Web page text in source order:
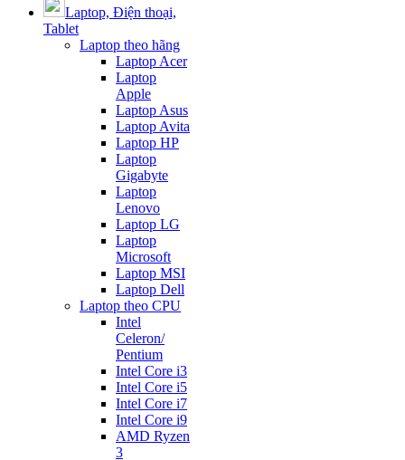
Laptop, Điện thoại,
Tablet
Laptop theo hãng
Laptop Acer
Laptop
Apple
Laptop Asus
Laptop Avita
Laptop HP
Laptop
Gigabyte
Laptop
Lenovo
Laptop LG
Laptop
Microsoft
Laptop MSI
Laptop Dell
Laptop theo CPU
Intel
Celeron/
Pentium
Intel Core i3
Intel Core i5
Intel Core i7
Intel Core i9
AMD Ryzen
3